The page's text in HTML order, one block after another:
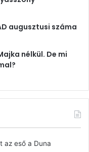
augusztusi száma
nélkül. De mi
az eső a Duna